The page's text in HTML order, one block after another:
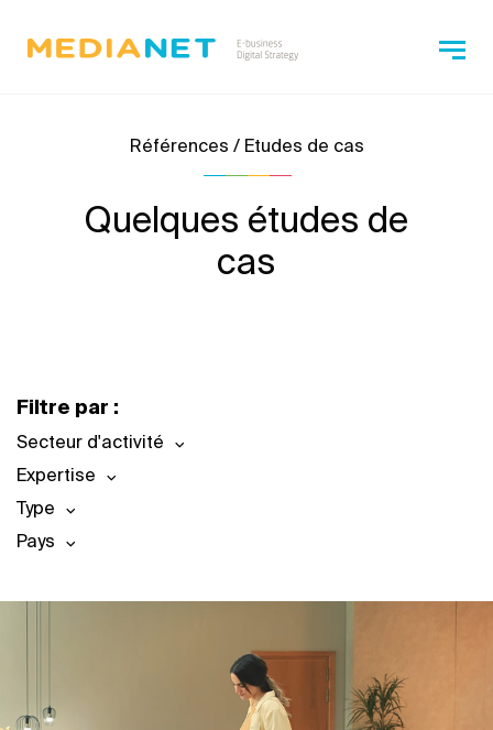
Références / Etudes de cas
Quelques études de
cas
Filtre par :
Secteur d'activité
Expertise
Type
Pays